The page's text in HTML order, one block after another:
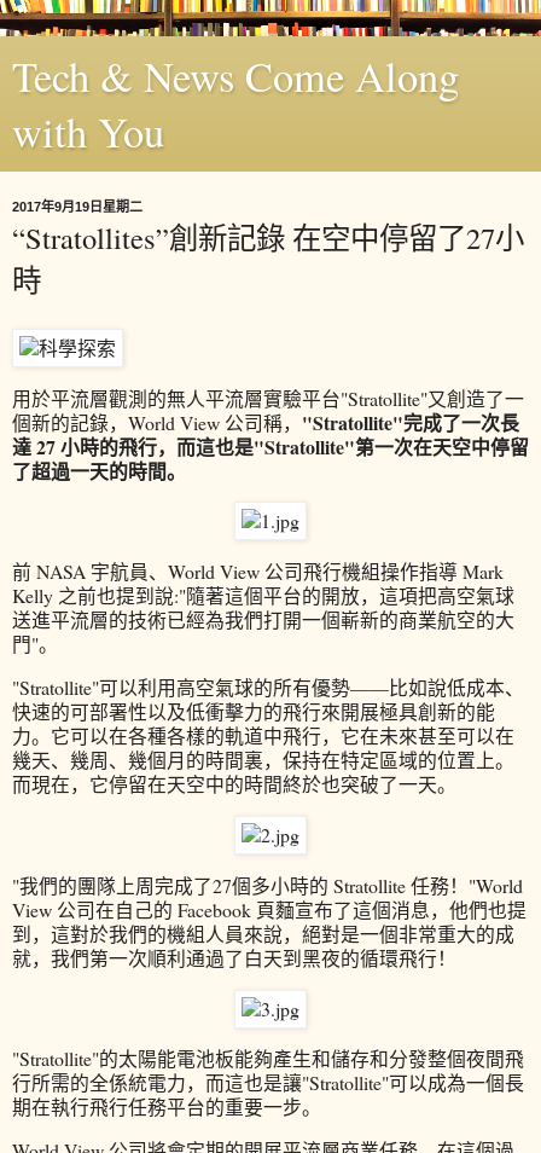
Tech & News Come Along
with You
2017年9月19日星期二
“Stratollites”創新記錄 在空中停留了27小
時
用於平流層觀測的無人平流層實驗平台"Stratollite"又創造了一
個新的記錄，World View 公司稱， "Stratollite"完成了一次長
達 27 小時的飛行，而這也是"Stratollite"第一次在天空中停留
了超過一天的時間。
前 NASA 宇航員、World View 公司飛行機組操作指導 Mark
Kelly 之前也提到說:"隨著這個平台的開放，這項把高空氣球
送進平流層的技術已經為我們打開一個嶄新的商業航空的大
門"。
"Stratollite"可以利用高空氣球的所有優勢——比如說低成本、
快速的可部署性以及低衝擊力的飛行來開展極具創新的能
力。它可以在各種各樣的軌道中飛行，它在未來甚至可以在
幾天、幾周、幾個月的時間裏，保持在特定區域的位置上。
而現在，它停留在天空中的時間終於也突破了一天。
"我們的團隊上周完成了27個多小時的 Stratollite 任務！"World
View 公司在自己的 Facebook 頁麵宣布了這個消息，他們也提
到，這對於我們的機組人員來說，絕對是一個非常重大的成
就，我們第一次順利通過了白天到黑夜的循環飛行！
"Stratollite"的太陽能電池板能夠產生和儲存和分發整個夜間飛
行所需的全係統電力，而這也是讓"Stratollite"可以成為一個長
期在執行飛行任務平台的重要一步。